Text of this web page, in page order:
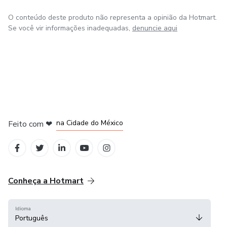
O conteúdo deste produto não representa a opinião da Hotmart.
Se você vir informações inadequadas, denuncie aqui
Feito com ❤ na Cidade do México
Conheça a Hotmart
Idioma
Português